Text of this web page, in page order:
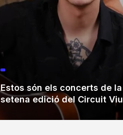
Estos són els concerts de la
setena edició del Circuit Viu